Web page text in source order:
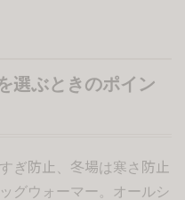
選ぶときのポイン
ぎ防止、冬場は寒さ防止
グウォーマー。オールシ